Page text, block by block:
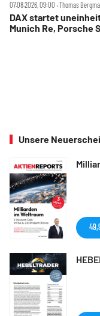
07.08.2026, 09:00 ‧ Thomas
DAX startet
Munich Re, Porsche
Unsere